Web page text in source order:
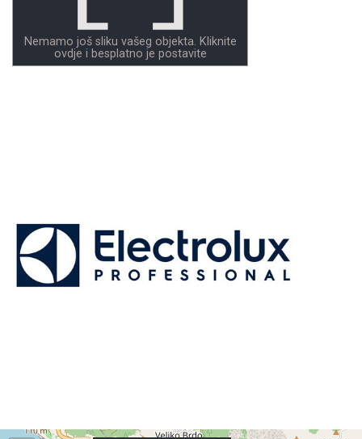
Nemamo još sliku vašeg objekta. Kliknite
ovdje i besplatno je postavite